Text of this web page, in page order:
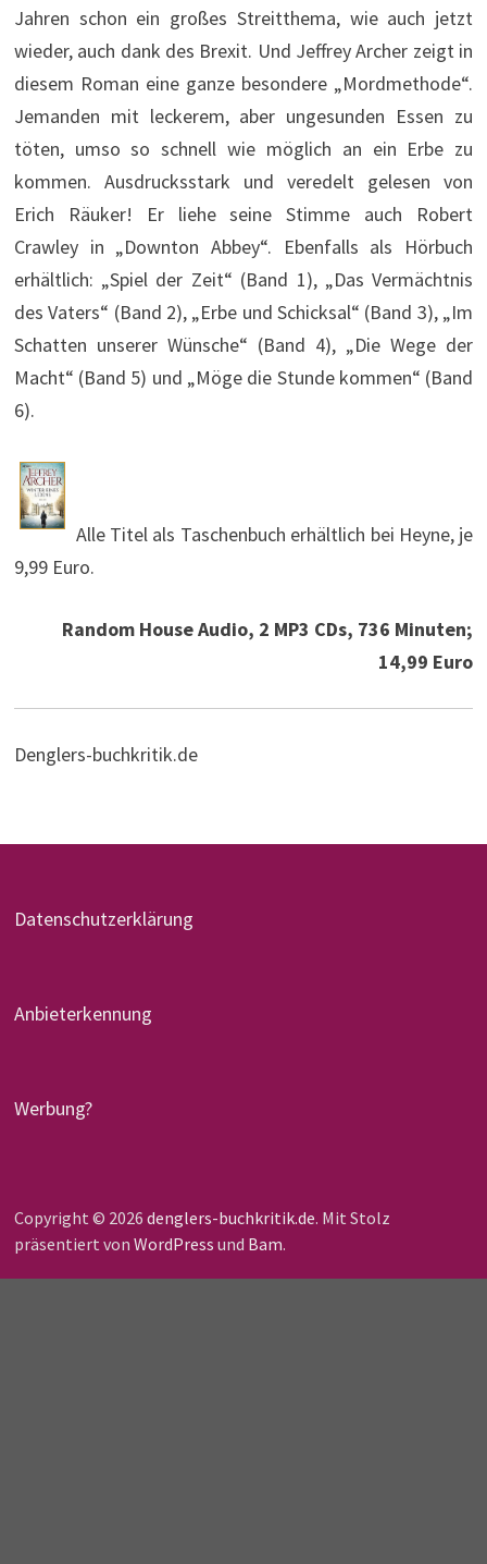
Jahren schon ein großes Streitthema, wie auch jetzt
wieder, auch dank des Brexit. Und Jeffrey Archer zeigt in
diesem Roman eine ganze besondere „Mordmethode“.
Jemanden mit leckerem, aber ungesunden Essen zu
töten, umso so schnell wie möglich an ein Erbe zu
kommen. Ausdrucksstark und veredelt gelesen von
Erich Räuker! Er liehe seine Stimme auch Robert
Crawley in „Downton Abbey“. Ebenfalls als Hörbuch
erhältlich: „Spiel der Zeit“ (Band 1), „Das Vermächtnis
des Vaters“ (Band 2), „Erbe und Schicksal“ (Band 3), „Im
Schatten unserer Wünsche“ (Band 4), „Die Wege der
Macht“ (Band 5) und „Möge die Stunde kommen“ (Band
6).
Alle Titel als Taschenbuch erhältlich bei Heyne, je
9,99 Euro.
Random House Audio, 2 MP3 CDs, 736 Minuten;
14,99 Euro
Denglers-buchkritik.de
Datenschutzerklärung
Anbieterkennung
Werbung?
Copyright © 2026 denglers-buchkritik.de. Mit Stolz
präsentiert von WordPress und Bam.